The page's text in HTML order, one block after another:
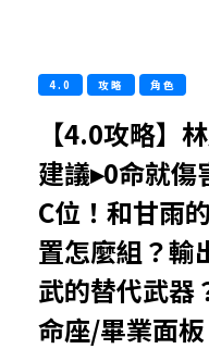
4.0 攻略 角色
【4.0攻略】
建議▸0命就傷
C位！和甘雨
置怎麼組？輸
武的替代武
命座/畢業面